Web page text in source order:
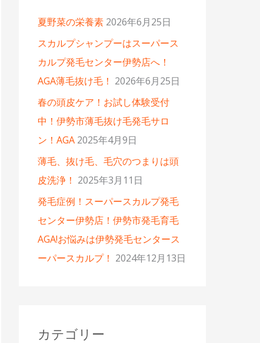
夏野菜の栄養素 2026年6月25日
スカルプシャンプーはスーパース
カルプ発毛センター伊勢店へ！
AGA薄毛抜け毛！ 2026年6月25日
春の頭皮ケア！お試し体験受付
中！伊勢市薄毛抜け毛発毛サロ
ン！AGA 2025年4月9日
薄毛、抜け毛、毛穴のつまりは頭
皮洗浄！ 2025年3月11日
発毛症例！スーパースカルプ発毛
センター伊勢店！伊勢市発毛育毛
AGA!お悩みは伊勢発毛センタース
ーパースカルプ！ 2024年12月13日
カテゴリー